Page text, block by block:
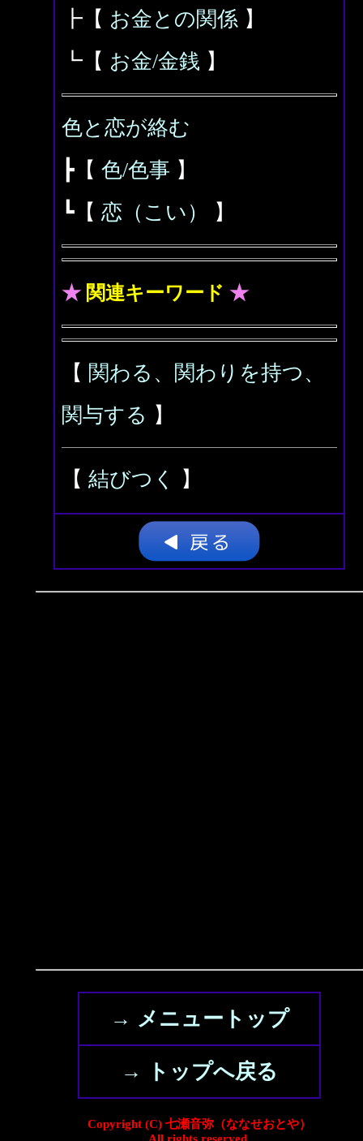
┣【 お金との関係 】
┗【 お金/金銭 】
色と恋が絡む
┣【 色/色事 】
┗【 恋（こい） 】
★ 関連キーワード ★
【 関わる、関わりを持つ、
関与する 】
【 結びつく 】
→ メニュートップ
→ トップへ戻る
Copyright (C) 七瀬音弥（ななせおとや）